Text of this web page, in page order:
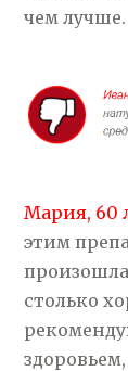
чем лучше.
Мария, 60
этим
произошла
столько